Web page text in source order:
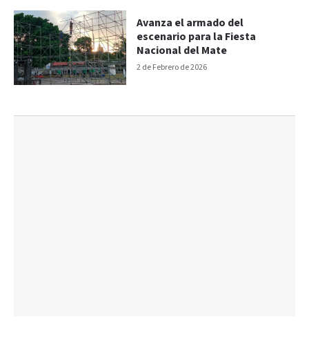
2 de Febrero de 2026
Avanza el armado del
escenario para la Fiesta
Nacional del Mate